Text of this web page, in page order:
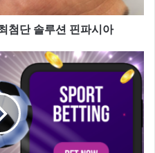
첨단 솔루션 핀파시아